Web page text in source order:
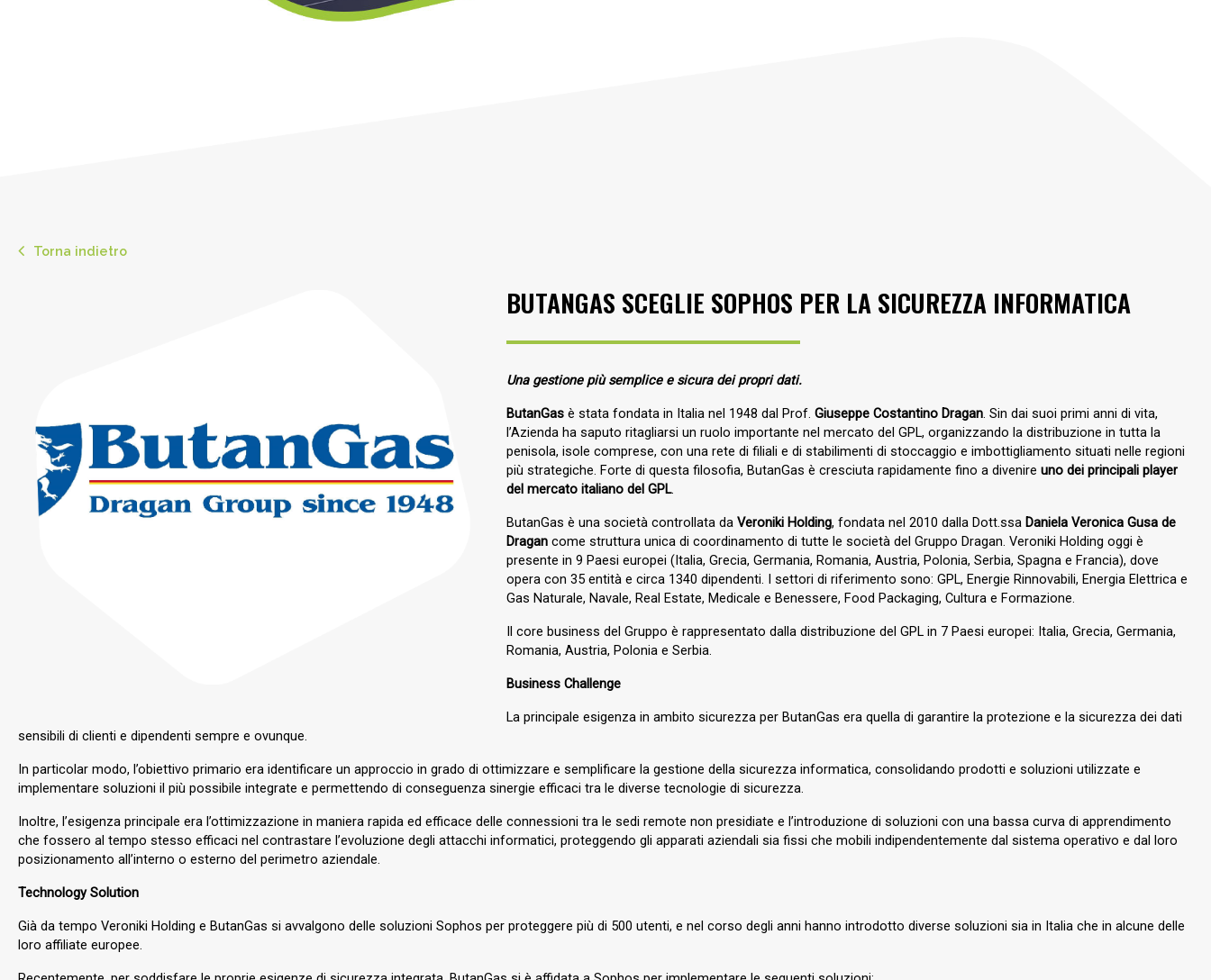
Torna indietro
BUTANGAS SCEGLIE SOPHOS PER LA SICUREZZA INFORMATICA
Una gestione più semplice e sicura dei propri dati.
ButanGasè stata fondata in Italia nel 1948 dal Prof. Giuseppe Costantino Dragan. Sin dai suoi primi anni di vita,
l’Azienda ha saputo ritagliarsi un ruolo importante nel mercato del GPL, organizzando la distribuzione in tutta la
penisola, isole comprese, con una rete di filiali e di stabilimenti di stoccaggio e imbottigliamento situati nelle regioni
più strategiche. Forte di questa filosofia, ButanGas è cresciuta rapidamente fino a divenire uno dei principali player
del mercato italiano del GPL.
ButanGas è una società controllata da Veroniki Holding, fondata nel 2010 dalla Dott.ssa Daniela Veronica Gusa de
Dragancome struttura unica di coordinamento di tutte le società del Gruppo Dragan. Veroniki Holding oggi è
presente in 9 Paesi europei (Italia, Grecia, Germania, Romania, Austria, Polonia, Serbia, Spagna e Francia), dove
opera con 35 entità e circa 1340 dipendenti. I settori di riferimento sono: GPL, Energie Rinnovabili, Energia Elettrica e
Gas Naturale, Navale, Real Estate, Medicale e Benessere, Food Packaging, Cultura e Formazione.
Il core business del Gruppo è rappresentato dalla distribuzione del GPL in 7 Paesi europei: Italia, Grecia, Germania,
Romania, Austria, Polonia e Serbia.
Business Challenge
La principale esigenza in ambito sicurezza per ButanGas era quella di garantire la protezione e la sicurezza dei dati
sensibili di clienti e dipendenti sempre e ovunque.
In particolar modo, l’obiettivo primario era identificare un approccio in grado di ottimizzare e semplificare la gestione della sicurezza informatica, consolidando prodotti e soluzioni utilizzate e
implementare soluzioni il più possibile integrate e permettendo di conseguenza sinergie efficaci tra le diverse tecnologie di sicurezza.
Inoltre, l’esigenza principale era l’ottimizzazione in maniera rapida ed efficace delle connessioni tra le sedi remote non presidiate e l’introduzione di soluzioni con una bassa curva di apprendimento
che fossero al tempo stesso efficaci nel contrastare l’evoluzione degli attacchi informatici, proteggendo gli apparati aziendali sia fissi che mobili indipendentemente dal sistema operativo e dal loro
posizionamento all’interno o esterno del perimetro aziendale.
Technology Solution
Già da tempo Veroniki Holding e ButanGas si avvalgono delle soluzioni Sophos per proteggere più di 500 utenti, e nel corso degli anni hanno introdotto diverse soluzioni sia in Italia che in alcune delle
loro affiliate europee.